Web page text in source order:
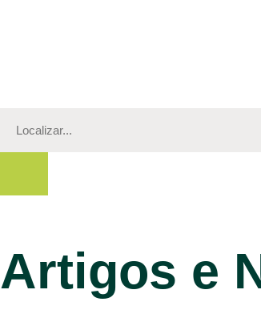
Artigos e